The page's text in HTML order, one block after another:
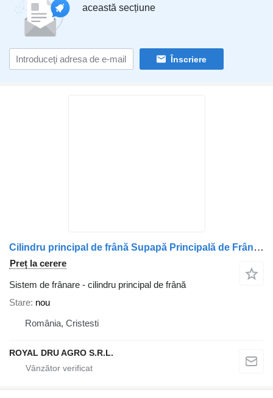
această secțiune
Înscriere
Cilindru principal de frână Supapă Principală de Frână cu Pedală pentru camion Irisbus 70313353 / 21147988 / 504100401 / 85003334
Preț la cerere
Sistem de frânare - cilindru principal de frână
Stare nou
România, Cristesti
ROYAL DRU AGRO S.R.L.